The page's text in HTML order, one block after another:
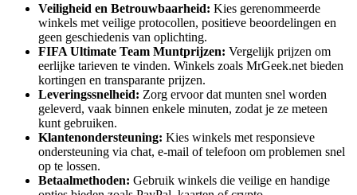
Veiligheid en Betrouwbaarheid: Kies gerenommeerde
winkels met veilige protocollen, positieve beoordelingen en
geen geschiedenis van oplichting.
FIFA Ultimate Team Muntprijzen: Vergelijk prijzen om
eerlijke tarieven te vinden. Winkels zoals MrGeek.net bieden
kortingen en transparante prijzen.
Leveringssnelheid: Zorg ervoor dat munten snel worden
geleverd, vaak binnen enkele minuten, zodat je ze meteen
kunt gebruiken.
Klantenondersteuning: Kies winkels met responsieve
ondersteuning via chat, e-mail of telefoon om problemen snel
op te lossen.
Betaalmethoden: Gebruik winkels die veilige en handige